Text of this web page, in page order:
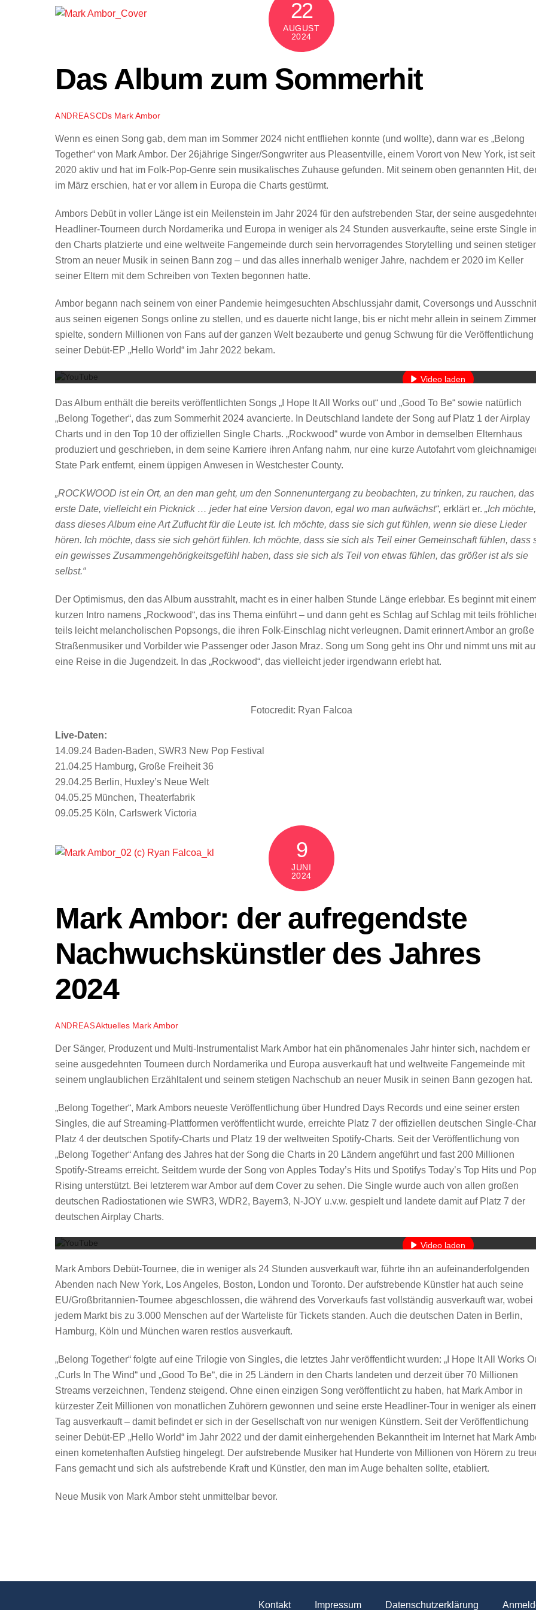
22
AUGUST
2024
Das Album zum Sommerhit
ANDREASCDs Mark Ambor
Wenn es einen Song gab, dem man im Sommer 2024 nicht entfliehen konnte (und wollte), dann war es „Belong
Together“ von Mark Ambor. Der 26jährige Singer/Songwriter aus Pleasentville, einem Vorort von New York, ist seit
2020 aktiv und hat im Folk-Pop-Genre sein musikalisches Zuhause gefunden. Mit seinem oben genannten Hit,
im März erschien, hat er vor allem in Europa die Charts gestürmt.
Ambors Debüt in voller Länge ist ein Meilenstein im Jahr 2024 für den aufstrebenden Star, der seine
Headliner-Tourneen durch Nordamerika und Europa in weniger als 24 Stunden ausverkaufte, seine erste Single in
den Charts platzierte und eine weltweite Fangemeinde durch sein hervorragendes Storytelling und seinen
Strom an neuer Musik in seinen Bann zog – und das alles innerhalb weniger Jahre, nachdem er 2020 im Keller
seiner Eltern mit dem Schreiben von Texten begonnen hatte.
Ambor begann nach seinem von einer Pandemie heimgesuchten Abschlussjahr damit, Coversongs und
aus seinen eigenen Songs online zu stellen, und es dauerte nicht lange, bis er nicht mehr allein in seinem Zimmer
spielte, sondern Millionen von Fans auf der ganzen Welt bezauberte und genug Schwung für die Veröffentlichung
seiner Debüt-EP „Hello World“ im Jahr 2022 bekam.
Mit dem Laden des Videos akzeptieren Sie die
Video laden
YouTube immer entsperren
Das Album enthält die bereits veröffentlichten Songs „I Hope It All Works out“ und „Good To Be“ sowie natürlich
„Belong Together“, das zum Sommerhit 2024 avancierte. In Deutschland landete der Song auf Platz 1 der Airplay
Charts und in den Top 10 der offiziellen Single Charts. „Rockwood“ wurde von Ambor in demselben Elternhaus
produziert und geschrieben, in dem seine Karriere ihren Anfang nahm, nur eine kurze Autofahrt vom
State Park entfernt, einem üppigen Anwesen in Westchester County.
„ROCKWOOD ist ein Ort, an den man geht, um den Sonnenuntergang zu beobachten, zu trinken, zu rauchen, das
erste Date, vielleicht ein Picknick … jeder hat eine Version davon, egal wo man aufwächst“, erklärt er. „Ich möchte,
dass dieses Album eine Art Zuflucht für die Leute ist. Ich möchte, dass sie sich gut fühlen, wenn sie diese Lieder
hören. Ich möchte, dass sie sich gehört fühlen. Ich möchte, dass sie sich als Teil einer Gemeinschaft fühlen, dass
ein gewisses Zusammengehörigkeitsgefühl haben, dass sie sich als Teil von etwas fühlen, das größer ist als sie
selbst.“
Der Optimismus, den das Album ausstrahlt, macht es in einer halben Stunde Länge erlebbar. Es beginnt mit
kurzen Intro namens „Rockwood“, das ins Thema einführt – und dann geht es Schlag auf Schlag mit teils
teils leicht melancholischen Popsongs, die ihren Folk-Einschlag nicht verleugnen. Damit erinnert Ambor an große
Straßenmusiker und Vorbilder wie Passenger oder Jason Mraz. Song um Song geht ins Ohr und nimmt uns mit
eine Reise in die Jugendzeit. In das „Rockwood“, das vielleicht jeder irgendwann erlebt hat.
Fotocredit: Ryan Falcoa
Live-Daten:
14.09.24 Baden-Baden, SWR3 New Pop Festival
21.04.25 Hamburg, Große Freiheit 36
29.04.25 Berlin, Huxley’s Neue Welt
04.05.25 München, Theaterfabrik
09.05.25 Köln, Carlswerk Victoria
9
JUNI
2024
Mark Ambor: der aufregendste
Nachwuchskünstler des Jahres
2024
ANDREASAktuelles Mark Ambor
Der Sänger, Produzent und Multi-Instrumentalist Mark Ambor hat ein phänomenales Jahr hinter sich, nachdem er
seine ausgedehnten Tourneen durch Nordamerika und Europa ausverkauft hat und weltweite Fangemeinde mit
seinem unglaublichen Erzähltalent und seinem stetigen Nachschub an neuer Musik in seinen Bann gezogen hat.
„Belong Together“, Mark Ambors neueste Veröffentlichung über Hundred Days Records und eine seiner ersten
Singles, die auf Streaming-Plattformen veröffentlicht wurde, erreichte Platz 7 der offiziellen deutschen Single-
Platz 4 der deutschen Spotify-Charts und Platz 19 der weltweiten Spotify-Charts. Seit der Veröffentlichung von
„Belong Together“ Anfang des Jahres hat der Song die Charts in 20 Ländern angeführt und fast 200 Millionen
Spotify-Streams erreicht. Seitdem wurde der Song von Apples Today’s Hits und Spotifys Today’s Top Hits und Pop
Rising unterstützt. Bei letzterem war Ambor auf dem Cover zu sehen. Die Single wurde auch von allen großen
deutschen Radiostationen wie SWR3, WDR2, Bayern3, N-JOY u.v.w. gespielt und landete damit auf Platz 7 der
deutschen Airplay Charts.
Mit dem Laden des Videos akzeptieren Sie die
Video laden
YouTube immer entsperren
Mark Ambors Debüt-Tournee, die in weniger als 24 Stunden ausverkauft war, führte ihn an aufeinanderfolgenden
Abenden nach New York, Los Angeles, Boston, London und Toronto. Der aufstrebende Künstler hat auch seine
EU/Großbritannien-Tournee abgeschlossen, die während des Vorverkaufs fast vollständig ausverkauft war, wobei
jedem Markt bis zu 3.000 Menschen auf der Warteliste für Tickets standen. Auch die deutschen Daten in Berlin,
Hamburg, Köln und München waren restlos ausverkauft.
„Belong Together“ folgte auf eine Trilogie von Singles, die letztes Jahr veröffentlicht wurden: „I Hope It All Works
„Curls In The Wind“ und „Good To Be“, die in 25 Ländern in den Charts landeten und derzeit über 70 Millionen
Streams verzeichnen, Tendenz steigend. Ohne einen einzigen Song veröffentlicht zu haben, hat Mark Ambor in
kürzester Zeit Millionen von monatlichen Zuhörern gewonnen und seine erste Headliner-Tour in weniger als
Tag ausverkauft – damit befindet er sich in der Gesellschaft von nur wenigen Künstlern. Seit der Veröffentlichung
seiner Debüt-EP „Hello World“ im Jahr 2022 und der damit einhergehenden Bekanntheit im Internet hat Mark
einen kometenhaften Aufstieg hingelegt. Der aufstrebende Musiker hat Hunderte von Millionen von Hörern zu
Fans gemacht und sich als aufstrebende Kraft und Künstler, den man im Auge behalten sollte, etabliert.
Neue Musik von Mark Ambor steht unmittelbar bevor.
Kontakt Impressum Datenschutzerklärung